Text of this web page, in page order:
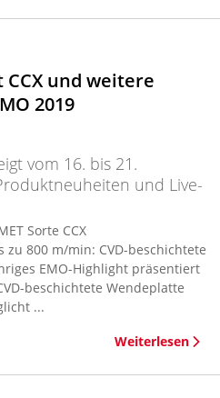
und weitere
2019
vom 16. bis 21.
und Live-
Sorte CCX
800 m/min: CVD-beschichtete
EMO-Highlight präsentiert
beschichtete Wendeplatte
...
Weiterlesen